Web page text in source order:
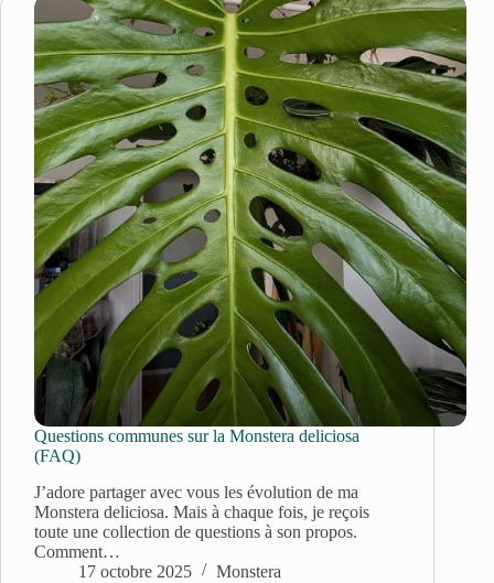
Questions communes sur la Monstera deliciosa
(FAQ)
J’adore partager avec vous les évolution de ma
Monstera deliciosa. Mais à chaque fois, je reçois
toute une collection de questions à son propos.
Comment…
17 octobre 2025
Monstera